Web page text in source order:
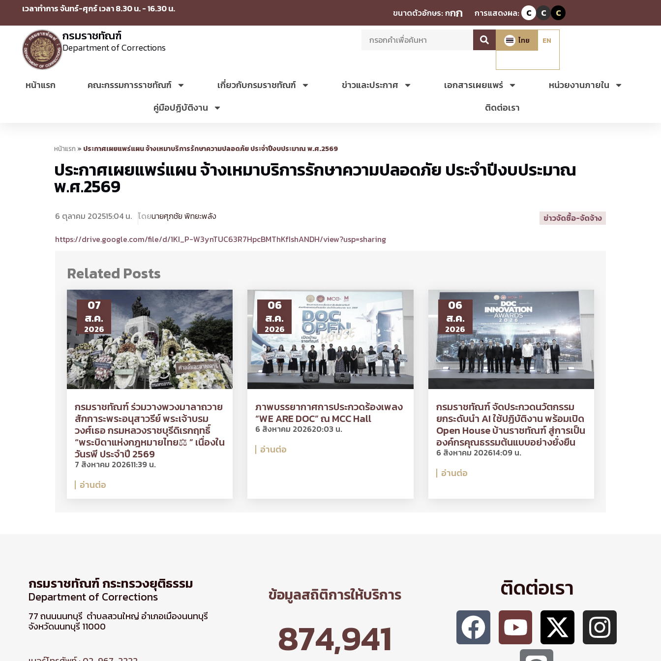
เวลาทำการ จันทร์-ศุกร์ เวลา 8.30 น. - 16.30 น. ขนาดตัวอักษร:กกก การแสดงผล: C C C
กรมราชทัณฑ์
Department of Corrections
ไทย EN
หน้าแรก คณะกรรมการราชทัณฑ์ เกี่ยวกับกรมราชทัณฑ์ ข่าวและประกาศ เอกสารเผยแพร่
หน่วยงานภายใน
คู่มือปฏิบัติงาน
ติดต่อเรา
หน้าแรก » ประกาศเผยแพร่แผน จ้างเหมาบริการรักษาความปลอดภัย ประจำปีงบประมาณ พ.ศ.2569
ประกาศเผยแพร่แผน จ้างเหมาบริการรักษาความปลอดภัย ประจำปีงบประมาณ
พ.ศ.2569
6 ตุลาคม 202515:04 น. โดยนายศุภชัย พิทยะพลัง
ข่าวจัดซื้อ-จัดจ้าง
https://drive.google.com/file/d/1KI_P-W3ynTUC63R7HpcBMThKfIshANDH/view?usp=sharing
Related Posts
07
ส.ค.
2026
กรมราชทัณฑ์ ร่วมวางพวงมาลาถวาย
สักการะพระอนุสาวรีย์ พระเจ้าบรม
วงศ์เธอ กรมหลวงราชบุรีดิเรกฤทธิ์
“พระบิดาแห่งกฎหมายไทย⚖ ” เนื่องใน
วันรพี ประจำปี 2569
7 สิงหาคม 202611:39 น.
อ่านต่อ
06
ส.ค.
2026
ภาพบรรยากาศการประกวดร้องเพลง
“WE ARE DOC” ณ MCC Hall
6 สิงหาคม 202620:03 น.
อ่านต่อ
06
ส.ค.
2026
กรมราชทัณฑ์ จัดประกวดนวัตกรรม
ยกระดับนำ AI ใช้ปฏิบัติงาน พร้อมเปิด
Open House บ้านราชทัณฑ์ สู่การเป็น
องค์กรคุณธรรมต้นแบบอย่างยั่งยืน
6 สิงหาคม 202614:09 น.
อ่านต่อ
กรมราชทัณฑ์ กระทรวงยุติธรรม
Department of Corrections
77 ถนนนนทบุรี ตำบลสวนใหญ่ อำเภอเมืองนนทบุรี
จังหวัดนนทบุรี 11000
ข้อมูลสถิติการให้บริการ
874,941
ติดต่อเรา